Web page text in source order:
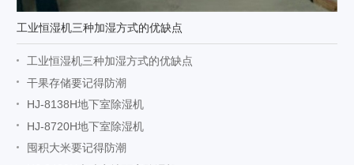
工业恒湿机三种加湿方式的优缺点
工业恒湿机三种加湿方式的优缺点
干果存储要记得防潮
HJ-8138H地下室除湿机
HJ-8720H地下室除湿机
囤积大米要记得防潮